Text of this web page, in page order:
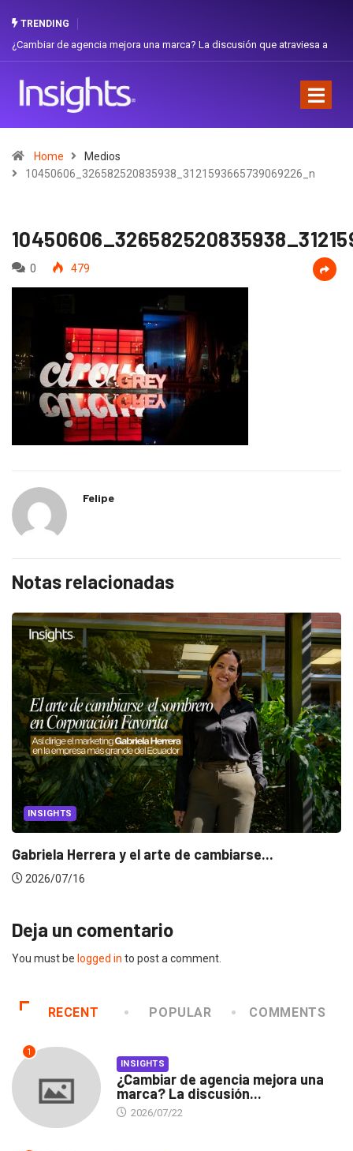
TRENDING
discusión que atraviesa a
Gabriela Herrera y el arte de cambiarse el
Home
Medios
10450606_326582520835938_3121593665739069226_n
0 479
Felipe
Notas relacionadas
INSIGHTS
Gabriela Herrera y el arte de cambiarse...
2026/07/16
Deja un comentario
You must be logged in to post a comment.
RECENT POPULAR COMMENTS
1
INSIGHTS
¿Cambiar de agencia mejora una
marca? La discusión...
2026/07/22